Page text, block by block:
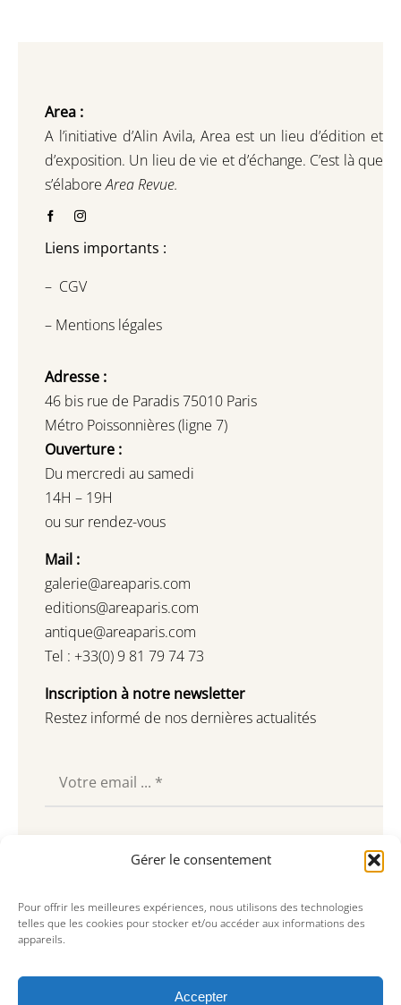
Gérer le consentement
Pour offrir les meilleures expériences, nous utilisons des technologies
telles que les cookies pour stocker et/ou accéder aux informations des
appareils.
Accepter
Area :
A l’initiative d’Alin Avila, Area est un lieu d’édition et
d’exposition. Un lieu de vie et d’échange. C’est là que
s’élaboreArea Revue.
Liens importants :
– CGV
– Mentions légales
Adresse :
46 bis rue de Paradis 75010 Paris
Métro Poissonnières (ligne 7)
Ouverture :
Du mercredi au samedi
14H – 19H
ou sur rendez-vous
Mail :
galerie@areaparis.com
editions@areaparis.com
antique@areaparis.com
Tel : +33(0) 9 81 79 74 73
Inscription à notre newsletter
Restez informé de nos dernières actualités
Souscrire